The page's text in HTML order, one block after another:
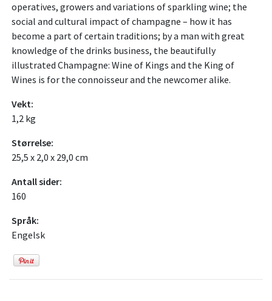
operatives, growers and variations of sparkling wine; the
social and cultural impact of champagne – how it has
become a part of certain traditions; by a man with great
knowledge of the drinks business, the beautifully
illustrated Champagne: Wine of Kings and the King of
Wines is for the connoisseur and the newcomer alike.
Vekt:
1,2 kg
Størrelse:
25,5 x 2,0 x 29,0 cm
Antall sider:
160
Språk:
Engelsk